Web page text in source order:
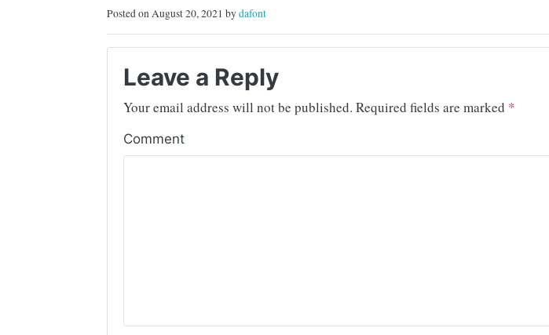
Posted on August 20, 2021 bydafont
Leave a Reply
Your email address will not be published. Required fields are marked *
Comment